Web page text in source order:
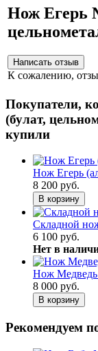
Нож Егерь
К сожалению,
Покупатели,
(булат,
купили
Нож Егерь
8 200 руб.
В корзину
Складной
6 100 руб.
Нет в
Нож Медведь
8 000 руб.
В корзину
Рекомендуем